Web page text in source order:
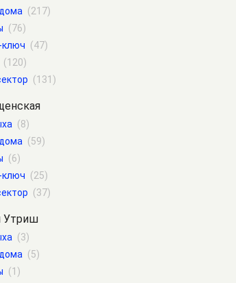
(217)
(76)
(47)
(120)
(131)
(8)
(59)
(6)
(25)
(37)
Утриш
(3)
(5)
(1)